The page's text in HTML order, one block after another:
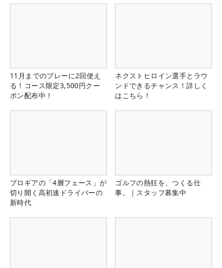
11月までのプレーに2回使え
る！コース限定3,500円クー
ポン配布中！
ネクストヒロイン選手とラウ
ンドできるチャンス！詳しく
はこちら！
プロギアの「4層フェース」が
切り開く高初速ドライバーの
新時代
ゴルフの熱狂を、つくる仕
事。｜スタッフ募集中